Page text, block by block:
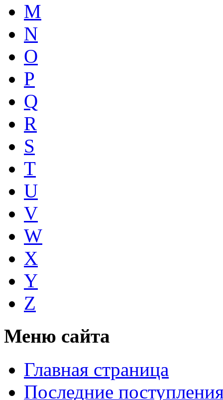
M
N
O
P
Q
R
S
T
U
V
W
X
Y
Z
Меню сайта
Главная страница
Последние